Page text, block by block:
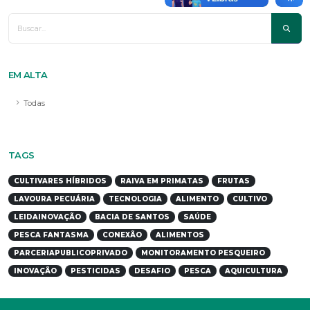
EM ALTA
Todas
TAGS
CULTIVARES HÍBRIDOS RAIVA EM PRIMATAS FRUTAS
LAVOURA PECUÁRIA TECNOLOGIA ALIMENTO CULTIVO
LEIDAINOVAÇÃO BACIA DE SANTOS SAÚDE
PESCA FANTASMA CONEXÃO ALIMENTOS
PARCERIAPUBLICOPRIVADO MONITORAMENTO PESQUEIRO
INOVAÇÃO PESTICIDAS DESAFIO PESCA AQUICULTURA